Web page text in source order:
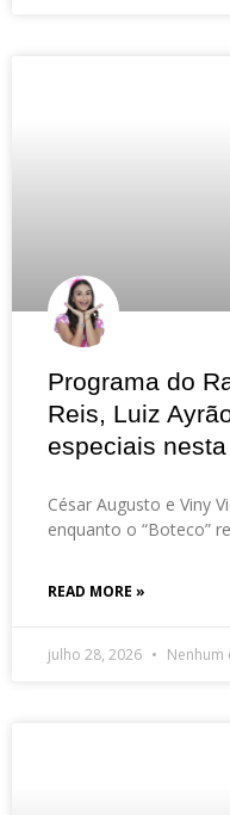
Programa do
Reis, Luiz
especiais
César Augusto e Viny
enquanto o “Boteco”
READ MORE »
julho 28, 2026 Nenhum